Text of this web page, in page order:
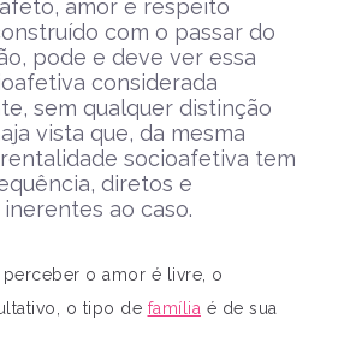
amor e respeito
com o passar do
pode e deve ver essa
considerada
sem qualquer distinção
vista que, da mesma
socioafetiva tem
diretos e
ao caso.
o amor é livre, o
o tipo de família é de sua